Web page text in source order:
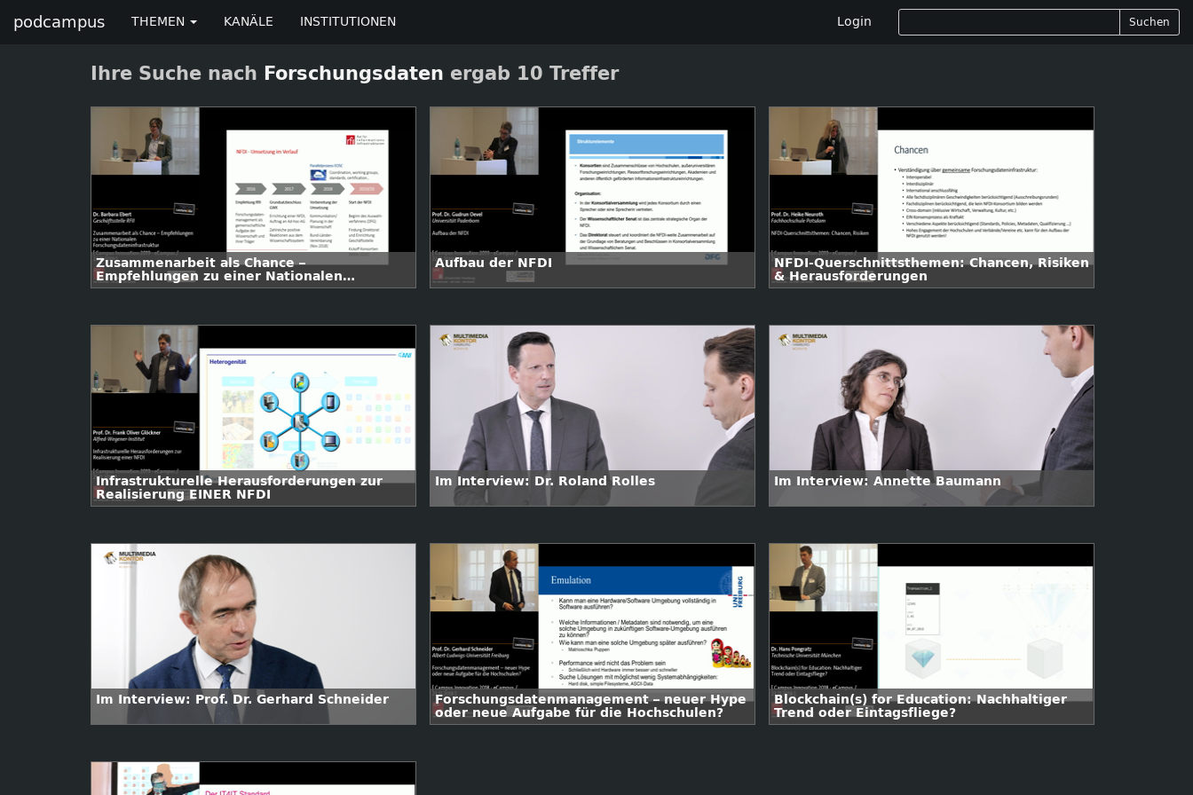
podcampus THEMEN KANÄLE INSTITUTIONEN Login Suchen
Ihre Suche nach Forschungsdaten ergab 10 Treffer
Zusammenarbeit als Chance –
Empfehlungen zu einer Nationalen
Forschungsdateninfrastruktur
Aufbau der NFDI
NFDI-Querschnittsthemen: Chancen, Risiken
& Herausforderungen
Infrastrukturelle Herausforderungen zur
Realisierung EINER NFDI
Im Interview: Dr. Roland Rolles Im Interview: Annette Baumann
Im Interview: Prof. Dr. Gerhard Schneider
Forschungsdatenmanagement – neuer Hype
oder neue Aufgabe für die Hochschulen?
Blockchain(s) for Education: Nachhaltiger
Trend oder Eintagsfliege?